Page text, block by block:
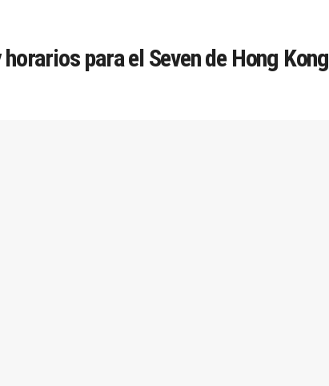
para el Seven de Hong Kong